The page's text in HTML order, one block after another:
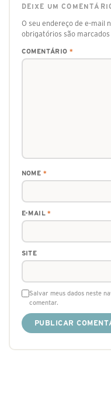
DEIXE UM
O seu endereço de e-mail
obrigatórios são marcados
COMENTÁRIO *
NOME *
E-MAIL*
SITE
Salvar meus dados neste
comentar.